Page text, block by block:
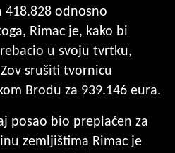
odnosno
Rimac je, kako bi
u svoju tvrtku,
srušiti tvornicu
Brodu za 939.146 eura.
posao bio preplaćen za
zemljištima Rimac je